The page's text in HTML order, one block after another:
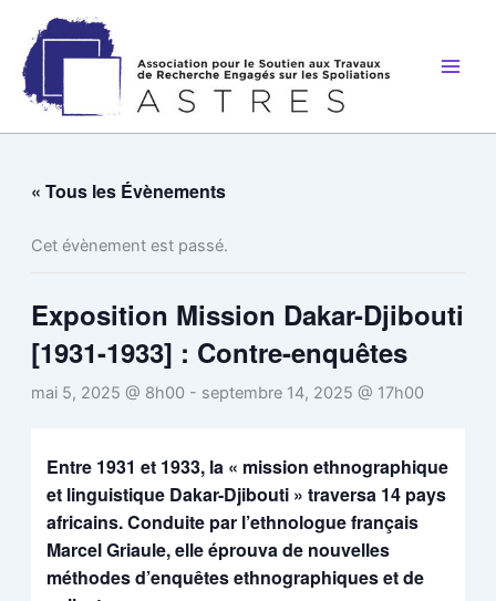
contenu
« Tous les Évènements
Cet évènement est passé.
Exposition Mission Dakar-Djibouti
[1931-1933] : Contre-enquêtes
mai 5, 2025 @ 8h00 - septembre 14, 2025 @ 17h00
Entre 1931 et 1933, la « mission ethnographique
et linguistique Dakar-Djibouti » traversa 14 pays
africains. Conduite par l’ethnologue français
Marcel Griaule, elle éprouva de nouvelles
méthodes d’enquêtes ethnographiques et de